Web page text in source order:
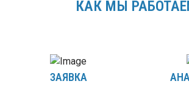
КАК МЫ
ЗАЯВКА